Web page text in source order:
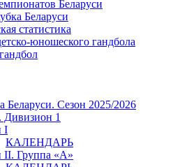
Беларуси
Беларуси
статистика
юношеского гандбола
Беларуси. Сезон 2025/2026
1
I
КАЛЕНДАРЬ
II. Группа «А»